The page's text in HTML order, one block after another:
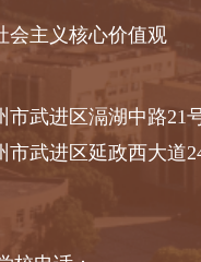
会主义核心价值观
武进区滆湖中路21
武进区延政西大道